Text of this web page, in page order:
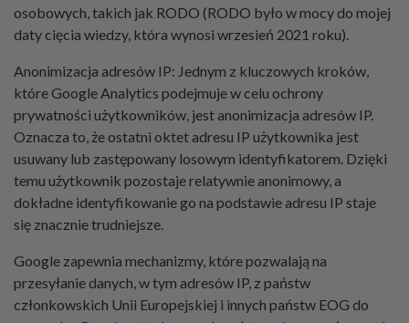
osobowych, takich jak RODO (RODO było w mocy do mojej
daty cięcia wiedzy, która wynosi wrzesień 2021 roku).
Anonimizacja adresów IP: Jednym z kluczowych kroków,
które Google Analytics podejmuje w celu ochrony
prywatności użytkowników, jest anonimizacja adresów IP.
Oznacza to, że ostatni oktet adresu IP użytkownika jest
usuwany lub zastępowany losowym identyfikatorem. Dzięki
temu użytkownik pozostaje relatywnie anonimowy, a
dokładne identyfikowanie go na podstawie adresu IP staje
się znacznie trudniejsze.
Google zapewnia mechanizmy, które pozwalają na
przesyłanie danych, w tym adresów IP, z państw
członkowskich Unii Europejskiej i innych państw EOG do